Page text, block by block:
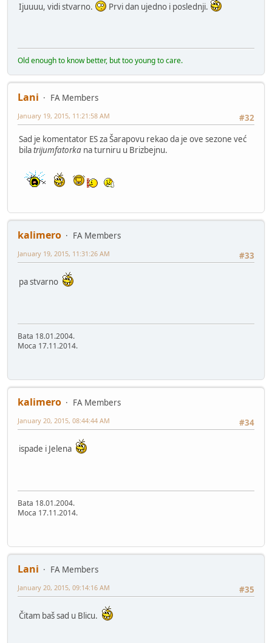
Ijuuuu, vidi stvarno. Prvi dan ujedno i poslednji.
Old enough to know better, but too young to care.
Lani
FA Members
#32
January 19, 2015, 11:21:58 AM
Sad je komentator ES za Šarapovu rekao da je ove sezone već
bilatrijumfatorka na turniru u Brizbejnu.
kalimero
FA Members
#33
January 19, 2015, 11:31:26 AM
pa stvarno
Bata 18.01.2004.
Moca 17.11.2014.
kalimero
FA Members
#34
January 20, 2015, 08:44:44 AM
ispade i Jelena
Bata 18.01.2004.
Moca 17.11.2014.
Lani
FA Members
#35
January 20, 2015, 09:14:16 AM
Čitam baš sad u Blicu.